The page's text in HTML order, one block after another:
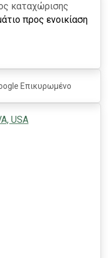
καταχώρισης
προς ενοικίαση
Επικυρωμένο
USA